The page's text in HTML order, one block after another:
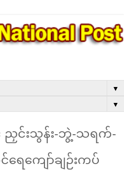
▼
▼
ညှင်းသွန်း-ဘွဲ့-သရက်-
ေကျော်ချဉ်းကပ်